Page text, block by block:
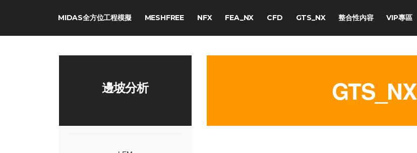
MIDAS全方位工程模擬 MESHFREE NFX FEA_NX CFD GTS_NX 整合性內容 VIP專區
邊坡分析 GTS_NX